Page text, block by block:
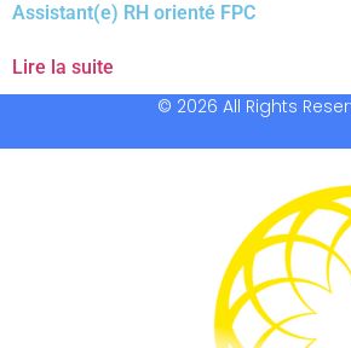
Assistant(e) RH orienté FPC
Lire la suite
© 2026 All Rights